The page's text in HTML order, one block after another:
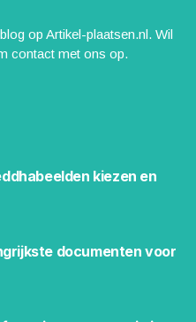
op Artikel-plaatsen.nl. Wil
contact met ons op.
kiezen en
documenten voor